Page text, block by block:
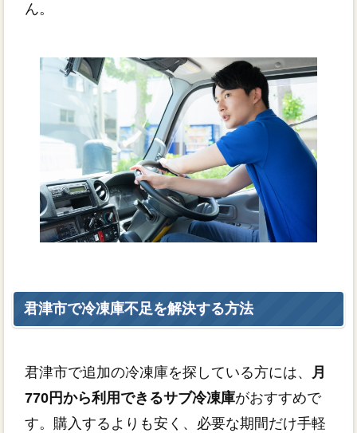
ん。
君津市で冷凍庫不足を解決する方法
君津市で追加の冷凍庫を探している方には、
月
770円から利用できるサブ冷凍庫がおすすめで
す。購入するよりも安く、必要な期間だけ手軽